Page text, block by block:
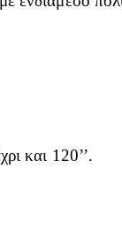
και 120’’.